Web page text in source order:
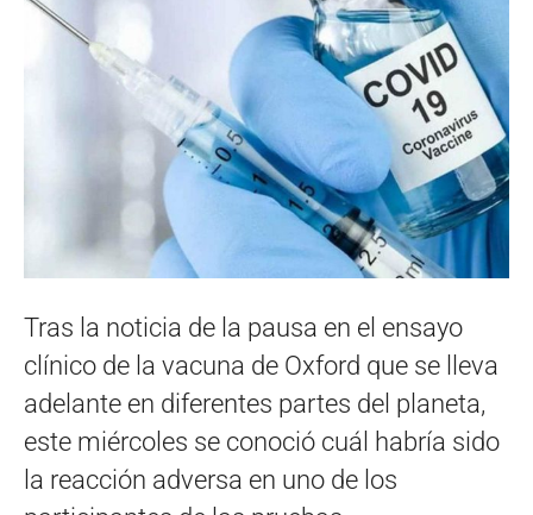
Tras la noticia de la pausa en el ensayo
clínico de la vacuna de Oxford que se lleva
adelante en diferentes partes del planeta,
este miércoles se conoció cuál habría sido
la reacción adversa en uno de los